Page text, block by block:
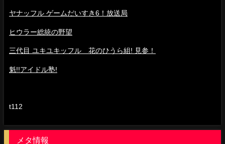
ヤナッフル ゲームだいすき6！放送局
ヒウラー総統の野望
三代目 ユキユキッフル 花のひうら組! 見参！
魁!!アイドル塾!
t112
メタ情報